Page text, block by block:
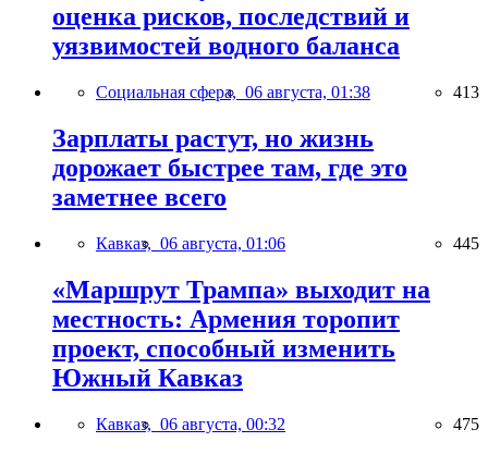
оценка рисков, последствий и
уязвимостей водного баланса
Социальная сфера, 06 августа, 01:38 413
Зарплаты растут, но жизнь
дорожает быстрее там, где это
заметнее всего
Кавказ, 06 августа, 01:06 445
«Маршрут Трампа» выходит на
местность: Армения торопит
проект, способный изменить
Южный Кавказ
Кавказ, 06 августа, 00:32 475